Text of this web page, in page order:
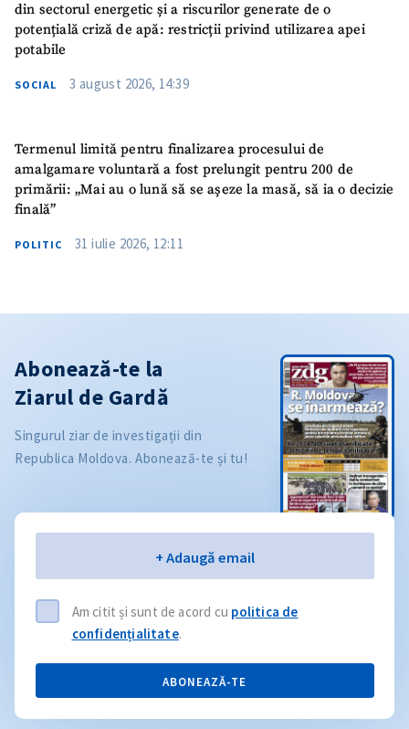
din sectorul energetic și a riscurilor generate de o
potențială criză de apă: restricții privind utilizarea apei
potabile
SOCIAL 3 august 2026, 14:39
Termenul limită pentru finalizarea procesului de
amalgamare voluntară a fost prelungit pentru 200 de
primării: „Mai au o lună să se așeze la masă, să ia o decizie
finală”
POLITIC 31 iulie 2026, 12:11
Abonează-te la
Ziarul de Gardă
Singurul ziar de investigații din
Republica Moldova. Abonează-te și tu!
+ Adaugă email
Am citit și sunt de acord cu politica de
confidențialitate.
ABONEAZĂ-TE